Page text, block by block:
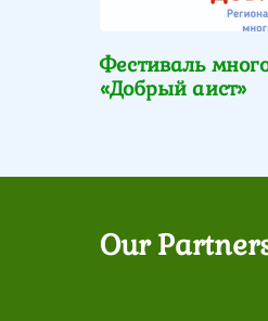
Фестиваль
«Добрый аист»
Our